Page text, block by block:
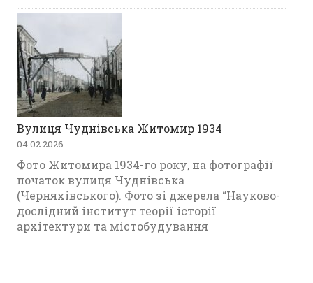
Вулиця Чуднівська Житомир 1934
04.02.2026
Фото Житомира 1934-го року, на фотографії
початок вулиця Чуднівська
(Черняхівського). Фото зі джерела “Науково-
дослідний інститут теорії історії
архітектури та містобудування